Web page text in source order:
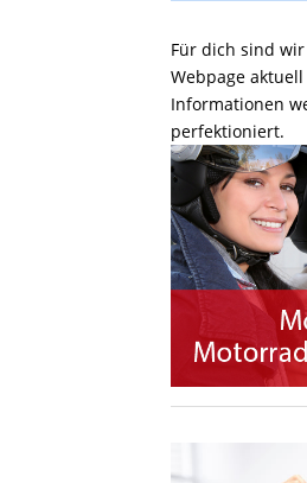
Für dich sind
Webpage
Informationen
perfektioniert.